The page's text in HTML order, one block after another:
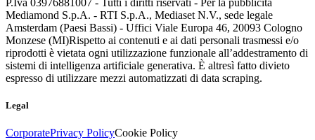
Mediamond S.p.A. - RTI S.p.A., Mediaset N.V., sede legale
Amsterdam (Paesi Bassi) - Uffici Viale Europa 46, 20093 Cologno
Monzese (MI)Rispetto ai contenuti e ai dati personali trasmessi e/o
riprodotti è vietata ogni utilizzazione funzionale all’addestramento di
sistemi di intelligenza artificiale generativa. È altresì fatto divieto
espresso di utilizzare mezzi automatizzati di data scraping.
Legal
CorporatePrivacy PolicyCookie Policy